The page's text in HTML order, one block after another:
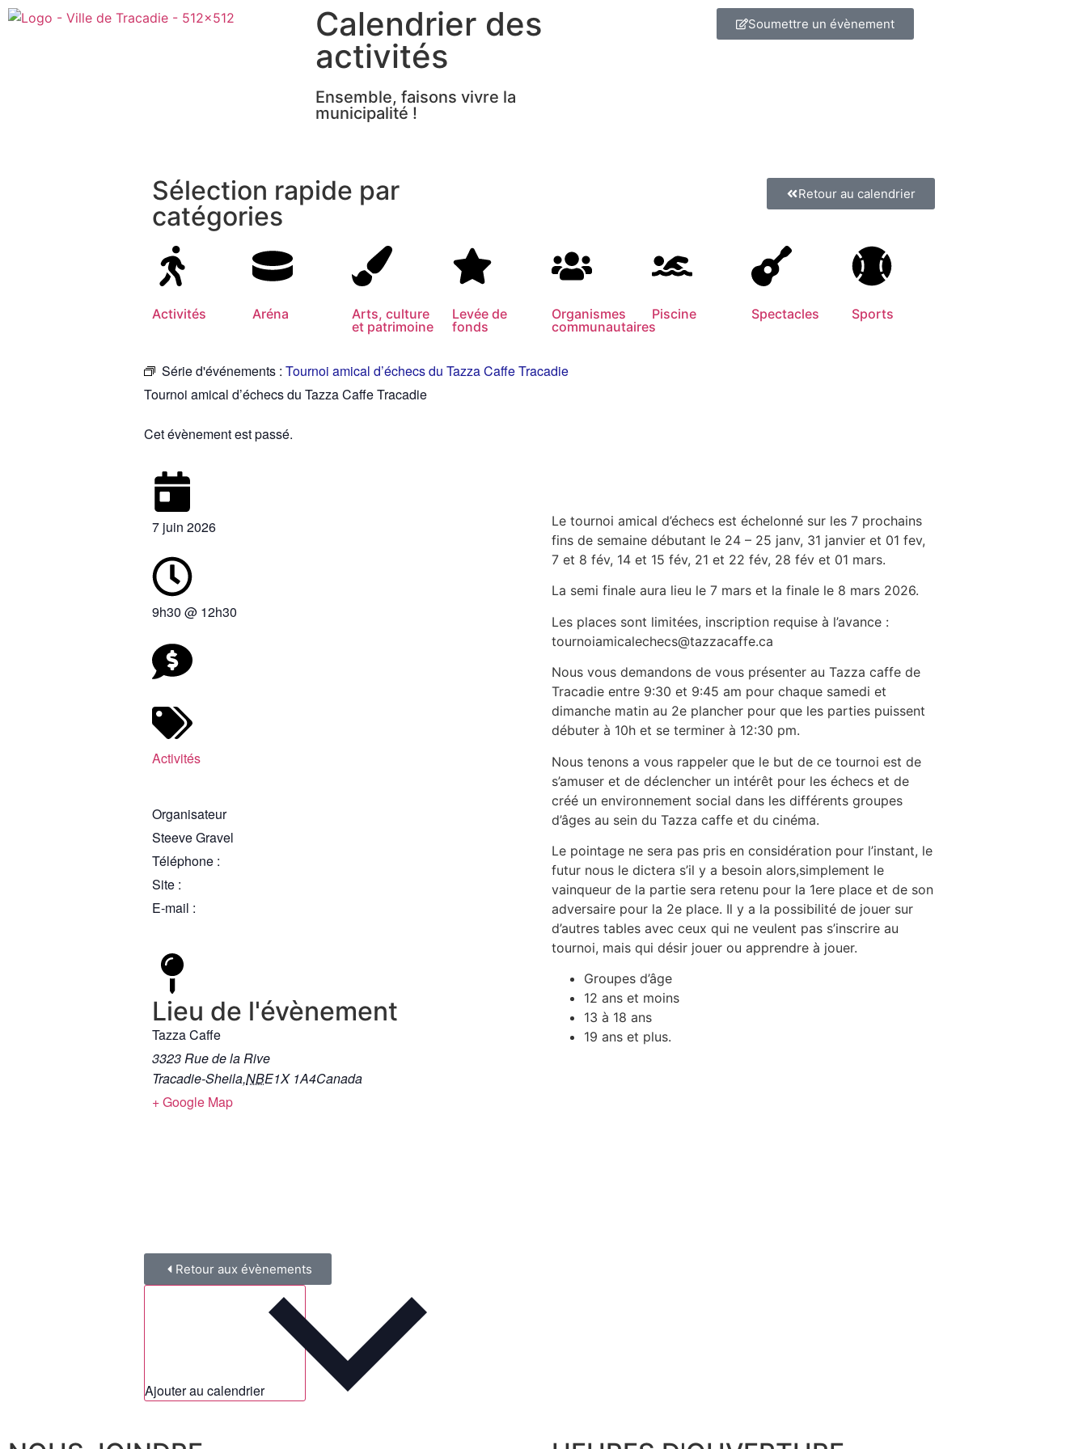
Calendrier des
activités
Ensemble, faisons vivre la
municipalité !
Soumettre un évènement
Sélection rapide par
catégories
Retour au calendrier
Activités Aréna
Arts, culture
et patrimoine
Levée de
fonds
Organismes
communautaires
Piscine Spectacles Sports
Série d'événements : Tournoi amical d’échecs du Tazza Caffe Tracadie
Tournoi amical d’échecs du Tazza Caffe Tracadie
Cet évènement est passé.
7 juin 2026
9h30 @ 12h30
Activités
Organisateur
Steeve Gravel
Téléphone :
Site :
E-mail :
Lieu de l'évènement
Tazza Caffe
3323 Rue de la Rive
Tracadie-Sheila,NBE1X 1A4Canada
+ Google Map
Le tournoi amical d’échecs est échelonné sur les 7 prochains
fins de semaine débutant le 24 – 25 janv, 31 janvier et 01 fev,
7 et 8 fév, 14 et 15 fév, 21 et 22 fév, 28 fév et 01 mars.
La semi finale aura lieu le 7 mars et la finale le 8 mars 2026.
Les places sont limitées, inscription requise à l’avance :
tournoiamicalechecs@tazzacaffe.ca
Nous vous demandons de vous présenter au Tazza caffe de
Tracadie entre 9:30 et 9:45 am pour chaque samedi et
dimanche matin au 2e plancher pour que les parties puissent
débuter à 10h et se terminer à 12:30 pm.
Nous tenons a vous rappeler que le but de ce tournoi est de
s’amuser et de déclencher un intérêt pour les échecs et de
créé un environnement social dans les différents groupes
d’âges au sein du Tazza caffe et du cinéma.
Le pointage ne sera pas pris en considération pour l’instant, le
futur nous le dictera s’il y a besoin alors,simplement le
vainqueur de la partie sera retenu pour la 1ere place et de son
adversaire pour la 2e place. Il y a la possibilité de jouer sur
d’autres tables avec ceux qui ne veulent pas s’inscrire au
tournoi, mais qui désir jouer ou apprendre à jouer.
Groupes d’âge
12 ans et moins
13 à 18 ans
19 ans et plus.
Retour aux évènements
Ajouter au calendrier